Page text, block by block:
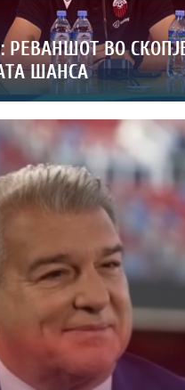
ВО
ШАНСА